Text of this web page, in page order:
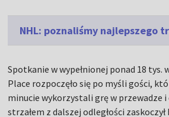
NHL: poznaliśmy najlepszego
Spotkanie w wypełnionej ponad 18 tys.
Place rozpoczęło się po myśli gości,
minucie wykorzystali grę w przewadze
strzałem z dalszej odległości